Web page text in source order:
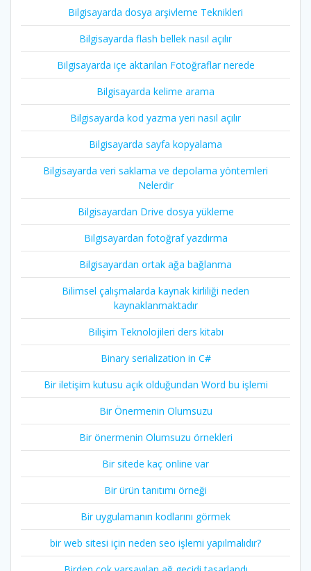
Bilgisayarda dosya arşivleme Teknikleri
Bilgisayarda flash bellek nasıl açılır
Bilgisayarda içe aktarılan Fotoğraflar nerede
Bilgisayarda kelime arama
Bilgisayarda kod yazma yeri nasıl açılır
Bilgisayarda sayfa kopyalama
Bilgisayarda veri saklama ve depolama yöntemleri
Nelerdir
Bilgisayardan Drive dosya yükleme
Bilgisayardan fotoğraf yazdırma
Bilgisayardan ortak ağa bağlanma
Bilimsel çalışmalarda kaynak kirliliği neden
kaynaklanmaktadır
Bilişim Teknolojileri ders kitabı
Binary serialization in C#
Bir iletişim kutusu açık olduğundan Word bu işlemi
Bir Önermenin Olumsuzu
Bir önermenin Olumsuzu örnekleri
Bir sitede kaç online var
Bir ürün tanıtımı örneği
Bir uygulamanın kodlarını görmek
bir web sitesi için neden seo işlemi yapılmalıdır?